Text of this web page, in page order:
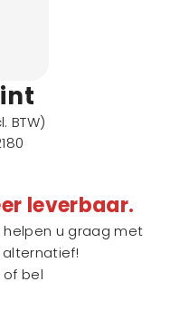
BTW)
leverbaar.
u graag met
of bel